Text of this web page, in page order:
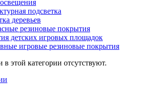
подсветка
деревьев
резиновые покрытия
детских игровых площадок
игровые резиновые покрытия
в этой категории отсутствуют.